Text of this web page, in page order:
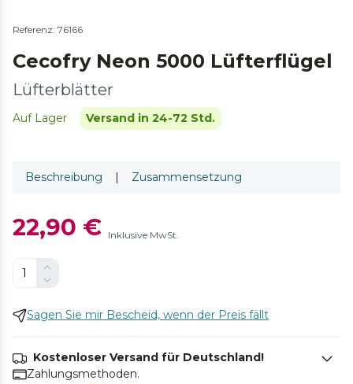
Referenz: 76166
Cecofry Neon 5000 Lüfterflügel
Lüfterblätter
Auf Lager Versand in 24-72 Std.
Beschreibung | Zusammensetzung
22,90 € Inklusive MwSt.
Sagen Sie mir Bescheid, wenn der Preis fällt
Kostenloser Versand für Deutschland!
Zahlungsmethoden.